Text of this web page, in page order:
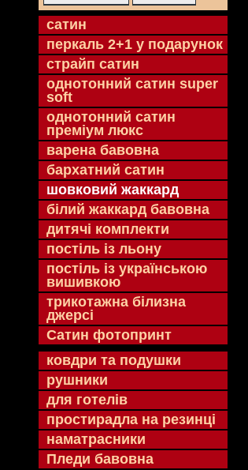
cатин
перкаль 2+1 у подарунок
страйп сатин
однотонний сатин super
soft
однотонний сатин
преміум люкс
варена бавовна
бархатний сатин
шовковий жаккард
білий жаккард бавовна
дитячі комплекти
постіль із льону
постіль із українською
вишивкою
трикотажна білизна
джерсі
Сатин фотопринт
ковдри та подушки
рушники
для готелів
простирадла на резинці
наматрасники
Пледи бавовна